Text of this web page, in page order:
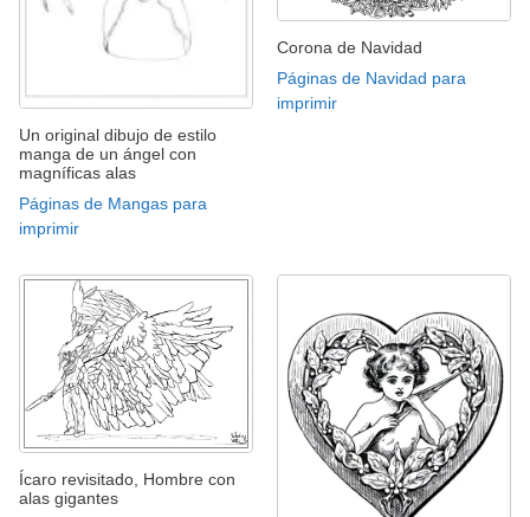
Un original dibujo de estilo
manga de un ángel con
magníficas alas
Páginas de Mangas para
imprimir
Corona de Navidad
Páginas de Navidad para
imprimir
Ícaro revisitado, Hombre con
alas gigantes